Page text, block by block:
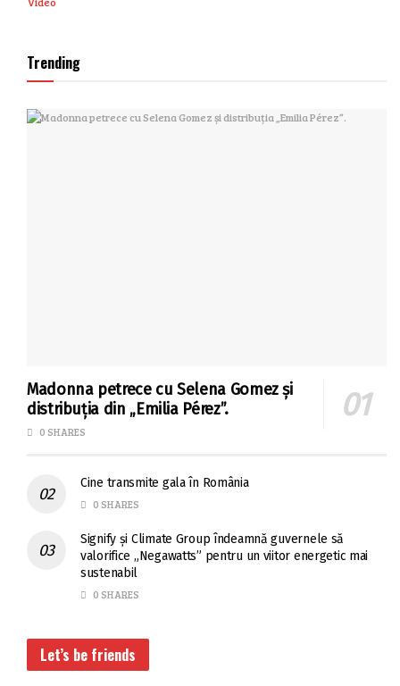
Trending
Madonna petrece cu Selena Gomez și
distribuția din „Emilia Pérez”.
0 SHARES
Cine transmite gala în România
0 SHARES
Signify și Climate Group îndeamnă guvernele să
valorifice „Negawatts” pentru un viitor energetic mai
sustenabil
0 SHARES
Let’s be friends